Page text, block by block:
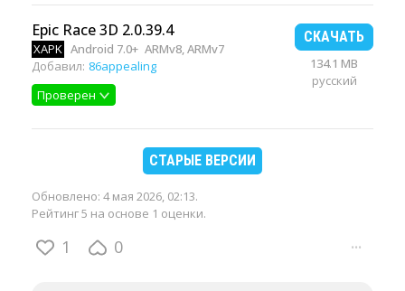
Epic Race 3D 2.0.39.4
XAPK Android 7.0+ ARMv8, ARMv7
Добавил: 86appealing
Проверен
СКАЧАТЬ
134.1 MB
русский
СТАРЫЕ ВЕРСИИ
Обновлено: 4 мая 2026, 02:13.
Рейтинг 5 на основе 1 оценки.
1 0 ···